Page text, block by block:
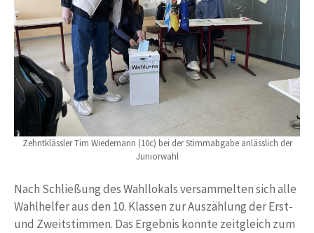
Zehntklässler Tim Wiedemann (10c) bei der Stimmabgabe anlässlich der
Juniorwahl
Nach Schließung des Wahllokals versammelten sich alle
Wahlhelfer aus den 10. Klassen zur Auszählung der Erst-
und Zweitstimmen. Das Ergebnis konnte zeitgleich zum